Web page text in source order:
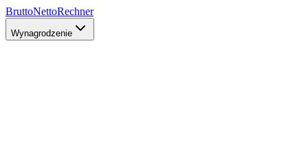
BruttoNettoRechner
Wynagrodzenie